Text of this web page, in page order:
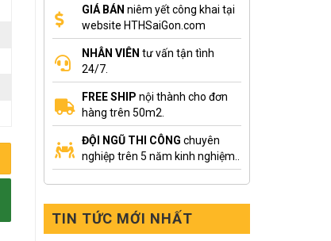
GIÁ BÁN niêm yết công khai tại
website HTHSaiGon.com
NHÂN VIÊN tư vấn tận tình
24/7.
FREE SHIP nội thành cho đơn
hàng trên 50m2.
ĐỘI NGŨ THI CÔNG chuyên
nghiệp trên 5 năm kinh nghiệm..
TIN TỨC MỚI NHẤT